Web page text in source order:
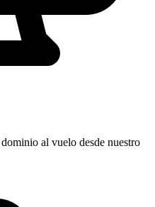
al vuelo desde nuestro